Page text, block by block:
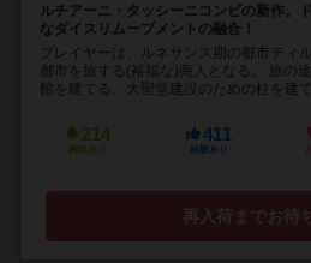
ルチアーニ・タッシーニコンビの新作。
なダイスリムーブメントの融合！
プレイヤーは、ルネサンス期の都市ティ
都市を旅する(裕福な)商人となる。 旅の
館を建てる、大聖堂建設のための柱を建
214
興味あり
411
経験あり
再入荷までお待